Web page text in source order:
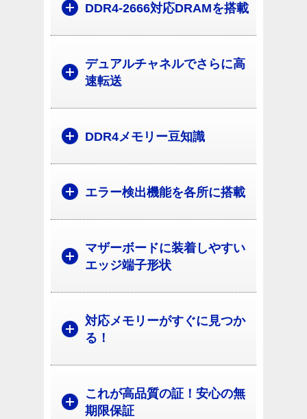
DDR4-2666対応DRAMを搭載
デュアルチャネルでさらに高
速転送
DDR4メモリー豆知識
エラー検出機能を各所に搭載
マザーボードに装着しやすい
エッジ端子形状
対応メモリーがすぐに見つか
る！
これが高品質の証！安心の無
期限保証